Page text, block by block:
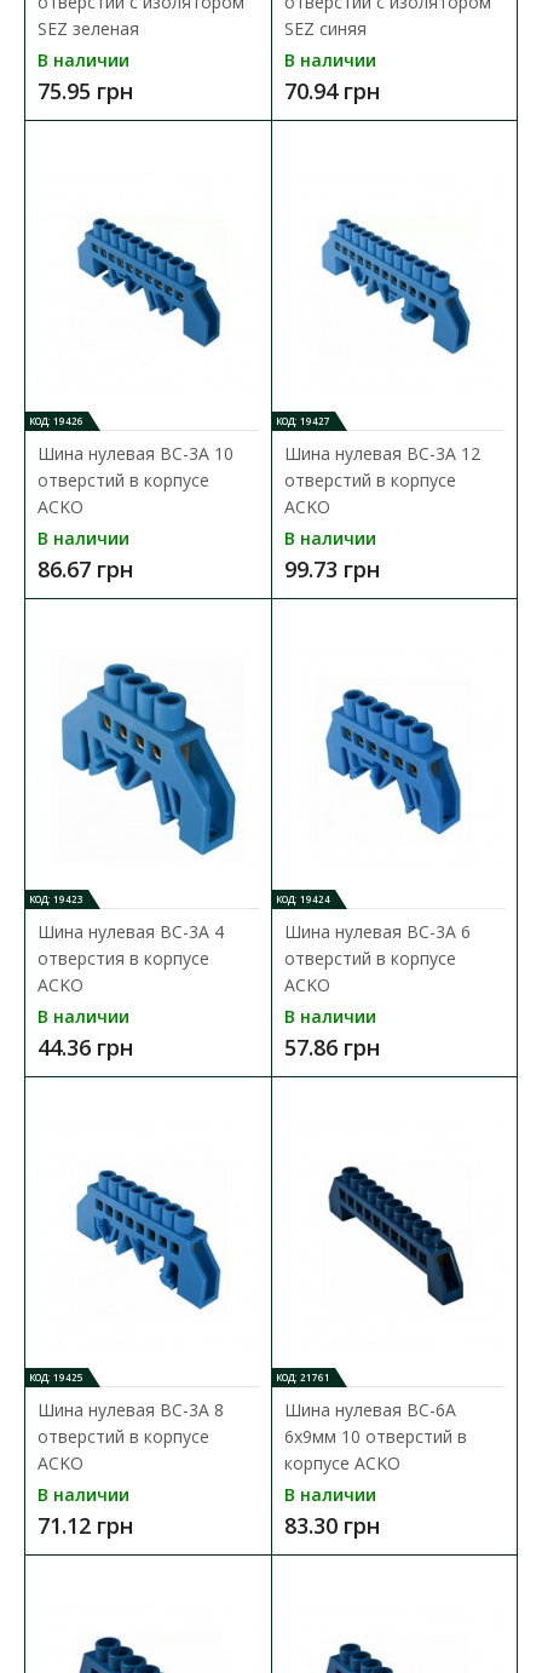
Шина нулевая BC-510 6x9мм 10 отверстий с
Шина нулевая BC предназначена для электрического и
механического соединения нулевых рабочих и защитн..
71.05 грн
В сравнения
В закладки
Шина нулевая BC-512 6x9мм 12 отверстий с
Шина нулевая BC предназначена для электрического и
механического соединения нулевых рабочих и защитн..
76.80 грн
В сравнения
SEZ зеленая
В наличии
75.95 грн
SEZ синяя
В наличии
70.94 грн
КОД: 19426
Шина нулевая BC-3А 10
отверстий в корпусе
ACKO
В наличии
86.67 грн
КОД: 19427
Шина нулевая BC-3А 12
отверстий в корпусе
ACKO
В наличии
99.73 грн
КОД: 19423
Шина нулевая BC-3А 4
отверстия в корпусе
ACKO
В наличии
44.36 грн
КОД: 19424
Шина нулевая BC-3А 6
отверстий в корпусе
ACKO
В наличии
57.86 грн
КОД: 19425
Шина нулевая BC-3А 8
отверстий в корпусе
ACKO
В наличии
71.12 грн
КОД: 21761
Шина нулевая BC-6А
6x9мм 10 отверстий в
корпусе ACKO
В наличии
83.30 грн